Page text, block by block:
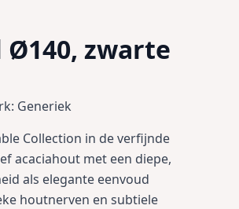
zwarte
Generiek
Collection in de verfijnde
acaciahout met een diepe,
als elegante eenvoud
houtnerven en subtiele